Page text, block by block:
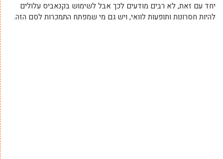
יחד עם זאת, לא רבים מודעים לכך אבל לשימוש בקנאביס עלולים
להיות חסרונות ותופעות לוואי, ויש גם מי שמפתח התמכרות לסם הזה.